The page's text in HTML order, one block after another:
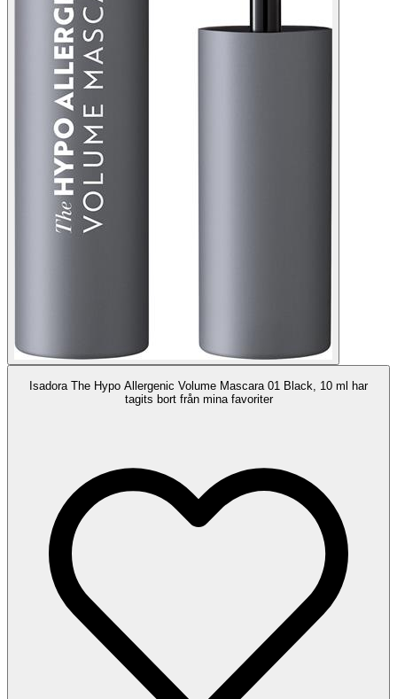
Isadora The Hypo Allergenic Volume Mascara 01 Black, 10 ml har
tagits bort från mina favoriter